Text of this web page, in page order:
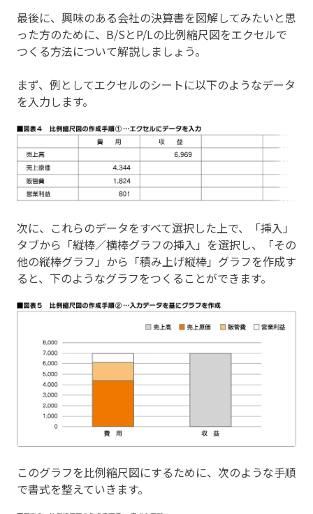
最後に、興味のある会社の決算書を図解してみたいと思
った方のために、B/SとP/Lの比例縮尺図をエクセルで
つくる方法について解説しましょう。
まず、例としてエクセルのシートに以下のようなデータ
を入力します。
次に、これらのデータをすべて選択した上で、「挿入」
タブから「縦棒／横棒グラフの挿入」を選択し、「その
他の縦棒グラフ」から「積み上げ縦棒」グラフを作成す
ると、下のようなグラフをつくることができます。
このグラフを比例縮尺図にするために、次のような手順
で書式を整えていきます。